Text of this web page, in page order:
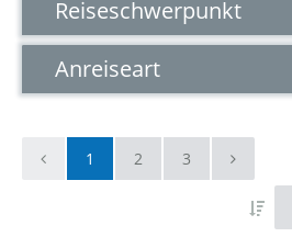
Reiseschwerpunkt
Anreiseart
1 2 3